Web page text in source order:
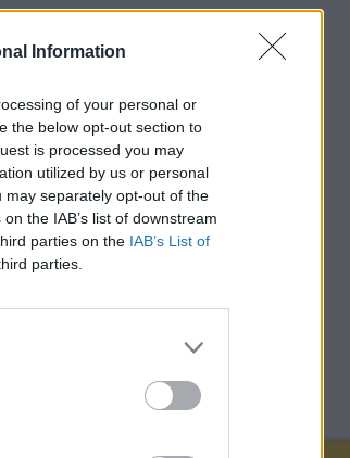
Information
of your personal or
the below opt-out section to
is processed you may
utilized by us or personal
may separately opt-out of the
the IAB’s list of downstream
parties on the IAB’s List of
parties.